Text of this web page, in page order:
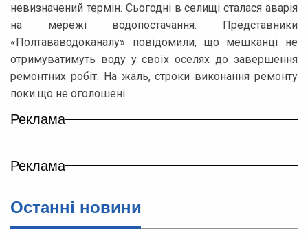
невизначений термін. Сьогодні в селищі сталася аварія
на мережі водопостачання. Представники
«Полтававодоканалу» повідомили, що мешканці не
отримуватимуть воду у своїх оселях до завершення
ремонтних робіт. На жаль, строки виконання ремонту
поки що не оголошені.
Реклама
Реклама
Останнi новини